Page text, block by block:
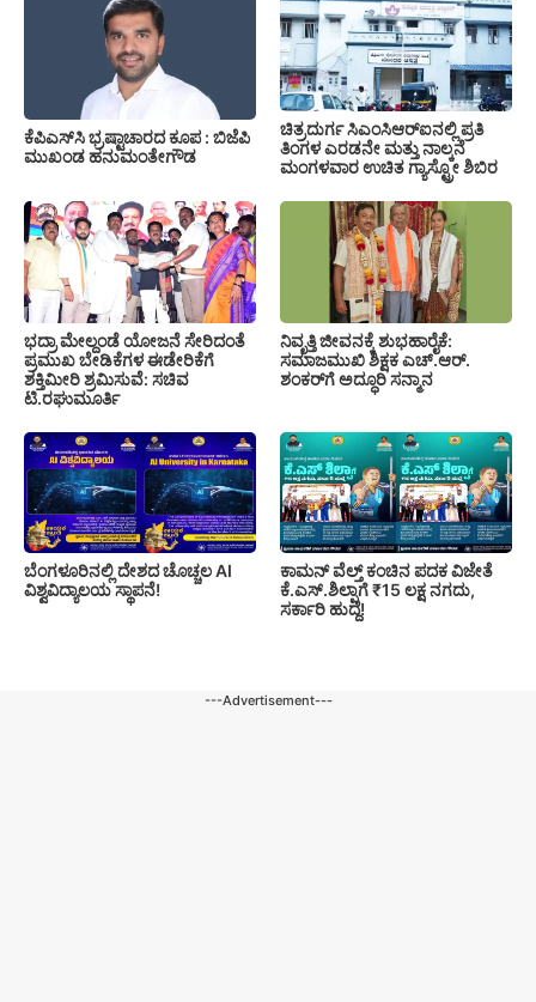
ಕೆಪಿಎಸ್‍ಸಿ ಭ್ರಷ್ಟಾಚಾರದ ಕೂಪ : ಬಿಜೆಪಿ
ಮುಖಂಡ ಹನುಮಂತೇಗೌಡ
ಚಿತ್ರದುರ್ಗ ಸಿಎಂಸಿಆರ್‍ಐನಲ್ಲಿ ಪ್ರತಿ
ತಿಂಗಳ ಎರಡನೇ ಮತ್ತು ನಾಲ್ಕನೆ
ಮಂಗಳವಾರ ಉಚಿತ ಗ್ಯಾಸ್ಟ್ರೋ ಶಿಬಿರ
ಭದ್ರಾ ಮೇಲ್ದಂಡೆ ಯೋಜನೆ ಸೇರಿದಂತೆ
ಪ್ರಮುಖ ಬೇಡಿಕೆಗಳ ಈಡೇರಿಕೆಗೆ
ಶಕ್ತಿಮೀರಿ ಶ್ರಮಿಸುವೆ: ಸಚಿವ
ಟಿ.ರಘುಮೂರ್ತಿ
ನಿವೃತ್ತಿ ಜೀವನಕ್ಕೆ ಶುಭಹಾರೈಕೆ:
ಸಮಾಜಮುಖಿ ಶಿಕ್ಷಕ ಎಚ್.ಆರ್.
ಶಂಕರ್‌ಗೆ ಅದ್ಧೂರಿ ಸನ್ಮಾನ
ಬೆಂಗಳೂರಿನಲ್ಲಿ ದೇಶದ ಚೊಚ್ಚಲ AI
ವಿಶ್ವವಿದ್ಯಾಲಯ ಸ್ಥಾಪನೆ!
ಕಾಮನ್ ವೆಲ್ತ್ ಕಂಚಿನ ಪದಕ ವಿಜೇತೆ
ಕೆ.ಎಸ್.ಶಿಲ್ಪಾಗೆ ₹15 ಲಕ್ಷ ನಗದು,
ಸರ್ಕಾರಿ ಹುದ್ದೆ!
---Advertisement---